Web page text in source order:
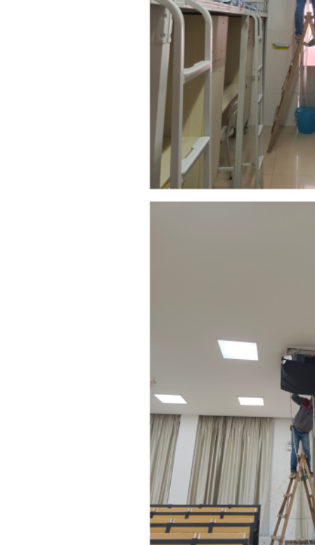
我校每年坚持在夏季到来之前请专业团队清洗和
在前、做在前，让师生在即将到来的炎炎夏日放心
我校举行“双高”项目2023年建设任务协调会
艺展初心，争做邮校时代新人
--计算机专业教学部顺利举办创意绘画作品展示义卖活动
网站首页
Copyright 2017 All Rights Reserved
地址：福建省福州市上